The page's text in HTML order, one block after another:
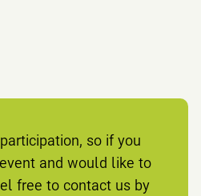
so if you
and would like to
free to contact us by